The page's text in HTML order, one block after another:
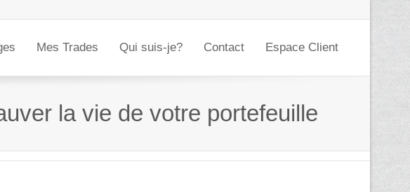
Mes Trades Qui suis-je? Contact Espace Client
la vie de votre portefeuille